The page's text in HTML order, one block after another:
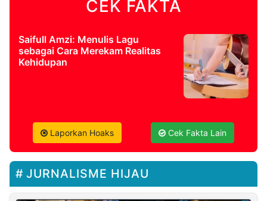
CEK FAKTA
Saifull Amzi: Menulis Lagu
sebagai Cara Merekam Realitas
Kehidupan
Laporkan Hoaks Cek Fakta Lain
JURNALISME HIJAU